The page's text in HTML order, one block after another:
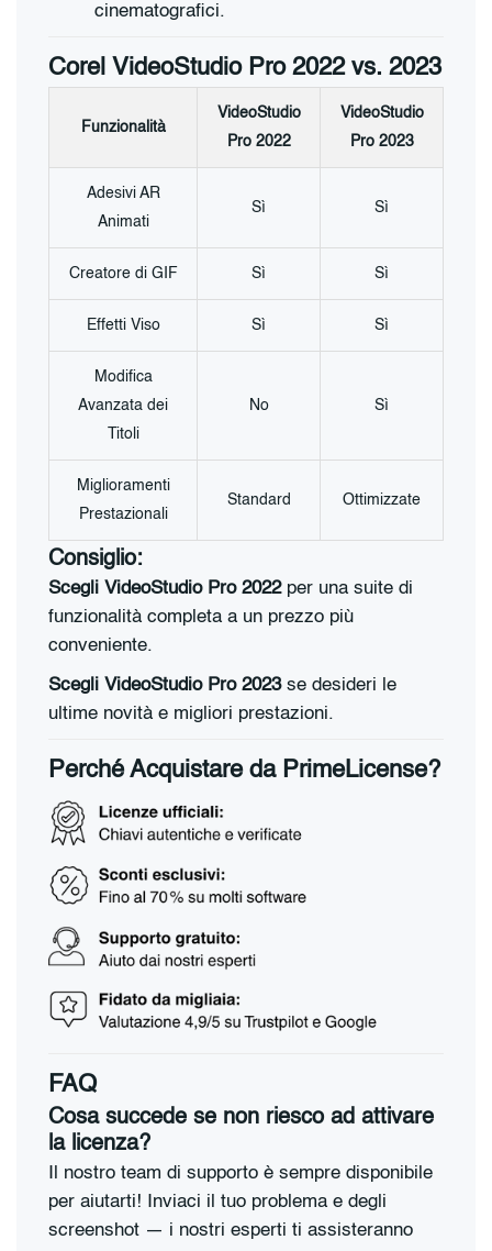
cinematografici.
Corel VideoStudio Pro 2022 vs. 2023
Funzionalità
VideoStudio
Pro 2022
VideoStudio
Pro 2023
Adesivi AR
Animati
Sì Sì
Creatore di GIF Sì Sì
Effetti Viso Sì Sì
Modifica
Avanzata dei
Titoli
No Sì
Miglioramenti
Prestazionali
Standard Ottimizzate
Consiglio:
Scegli VideoStudio Pro 2022per una suite di
funzionalità completa a un prezzo più
conveniente.
Scegli VideoStudio Pro 2023se desideri le
ultime novità e migliori prestazioni.
Perché Acquistare da PrimeLicense?
FAQ
Cosa succede se non riesco ad attivare
la licenza?
Il nostro team di supporto è sempre disponibile
per aiutarti! Inviaci il tuo problema e degli
screenshot — i nostri esperti ti assisteranno